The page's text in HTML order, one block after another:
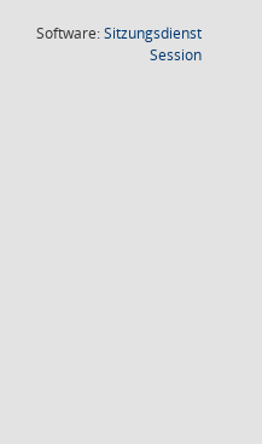
Software:Sitzungsdienst
Session(Wird in